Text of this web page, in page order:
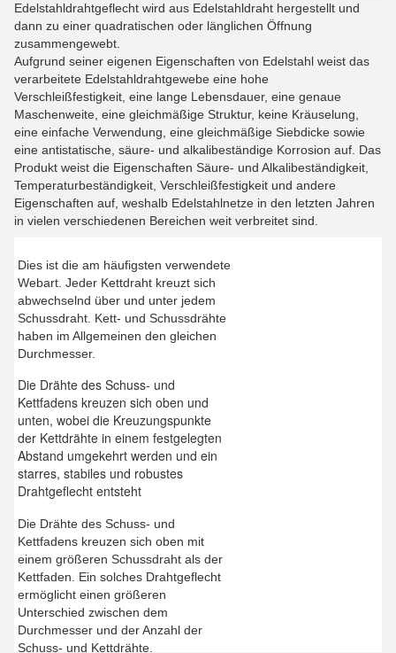
Edelstahldrahtgeflecht wird aus Edelstahldraht hergestellt und
dann zu einer quadratischen oder länglichen Öffnung
zusammengewebt.
Aufgrund seiner eigenen Eigenschaften von Edelstahl weist das
verarbeitete Edelstahldrahtgewebe eine hohe
Verschleißfestigkeit, eine lange Lebensdauer, eine genaue
Maschenweite, eine gleichmäßige Struktur, keine Kräuselung,
eine einfache Verwendung, eine gleichmäßige Siebdicke sowie
eine antistatische, säure- und alkalibeständige Korrosion auf. Das
Produkt weist die Eigenschaften Säure- und Alkalibeständigkeit,
Temperaturbeständigkeit, Verschleißfestigkeit und andere
Eigenschaften auf, weshalb Edelstahlnetze in den letzten Jahren
in vielen verschiedenen Bereichen weit verbreitet sind.
Dies ist die am häufigsten verwendete
Webart. Jeder Kettdraht kreuzt sich
abwechselnd über und unter jedem
Schussdraht. Kett- und Schussdrähte
haben im Allgemeinen den gleichen
Durchmesser.
Die Drähte des Schuss- und
Kettfadens kreuzen sich oben und
unten, wobei die Kreuzungspunkte
der Kettdrähte in einem festgelegten
Abstand umgekehrt werden und ein
starres, stabiles und robustes
Drahtgeflecht entsteht
Die Drähte des Schuss- und
Kettfadens kreuzen sich oben mit
einem größeren Schussdraht als der
Kettfaden. Ein solches Drahtgeflecht
ermöglicht einen größeren
Unterschied zwischen dem
Durchmesser und der Anzahl der
Schuss- und Kettdrähte.